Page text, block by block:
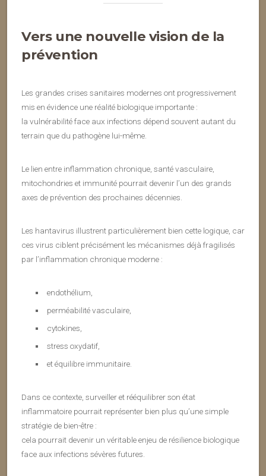
Vers une nouvelle vision de la
prévention
Les grandes crises sanitaires modernes ont progressivement
mis en évidence une réalité biologique importante :
la vulnérabilité face aux infections dépend souvent autant du
terrain que du pathogène lui-même.
Le lien entre inflammation chronique, santé vasculaire,
mitochondries et immunité pourrait devenir l’un des grands
axes de prévention des prochaines décennies.
Les hantavirus illustrent particulièrement bien cette logique, car
ces virus ciblent précisément les mécanismes déjà fragilisés
par l’inflammation chronique moderne :
endothélium,
perméabilité vasculaire,
cytokines,
stress oxydatif,
et équilibre immunitaire.
Dans ce contexte, surveiller et rééquilibrer son état
inflammatoire pourrait représenter bien plus qu’une simple
stratégie de bien-être :
cela pourrait devenir un véritable enjeu de résilience biologique
face aux infections sévères futures.